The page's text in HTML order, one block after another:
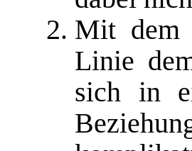
Mit dem
Linie
sich in